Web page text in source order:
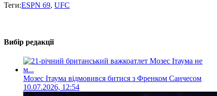
Теги:ESPN 69, UFC
Вибір редакції
Мозес Ітаума відмовився битися з Френком Санчесом
10.07.2026, 12:54